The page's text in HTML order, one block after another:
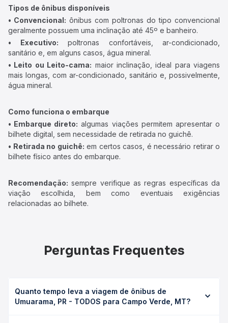
Tipos de ônibus disponíveis
• Convencional: ônibus com poltronas do tipo convencional
geralmente possuem uma inclinação até 45º e banheiro.
• Executivo: poltronas confortáveis, ar-condicionado,
sanitário e, em alguns casos, água mineral.
• Leito ou Leito-cama: maior inclinação, ideal para viagens
mais longas, com ar-condicionado, sanitário e, possivelmente,
água mineral.
Como funciona o embarque
• Embarque direto: algumas viações permitem apresentar o
bilhete digital, sem necessidade de retirada no guichê.
• Retirada no guichê: em certos casos, é necessário retirar o
bilhete físico antes do embarque.
Recomendação: sempre verifique as regras específicas da
viação escolhida, bem como eventuais exigências
relacionadas ao bilhete.
Perguntas Frequentes
Quanto tempo leva a viagem de ônibus de
Umuarama, PR - TODOS para Campo Verde, MT?